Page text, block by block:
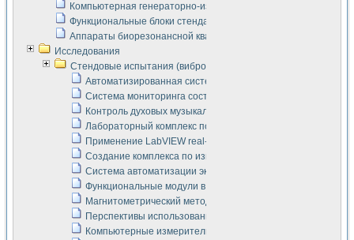
Компьютерная генераторно-измерительная система
Функциональные блоки стенда "Сигнал-USB"
Аппараты биорезонансной квантовой терапии серии СКАН
Исследования
Стендовые испытания (виброакустика, тензометрия и т.п.)
Автоматизированная система измерения параметров
Система мониторинга состояния тяговых
Контроль духовых музыкальных инструментов
Лабораторный комплекс по исследованию элементной
Применение LabVIEW real-time module для
Создание комплекса по измерению скорости подвижного
Система автоматизации экспериментальных
Функциональные модули в стандарте Nl SCXI для
Магнитометрический метод в дефектоскопии сварных
Перспективы использования машинного зрения в
Компьютерные измерительные системы для